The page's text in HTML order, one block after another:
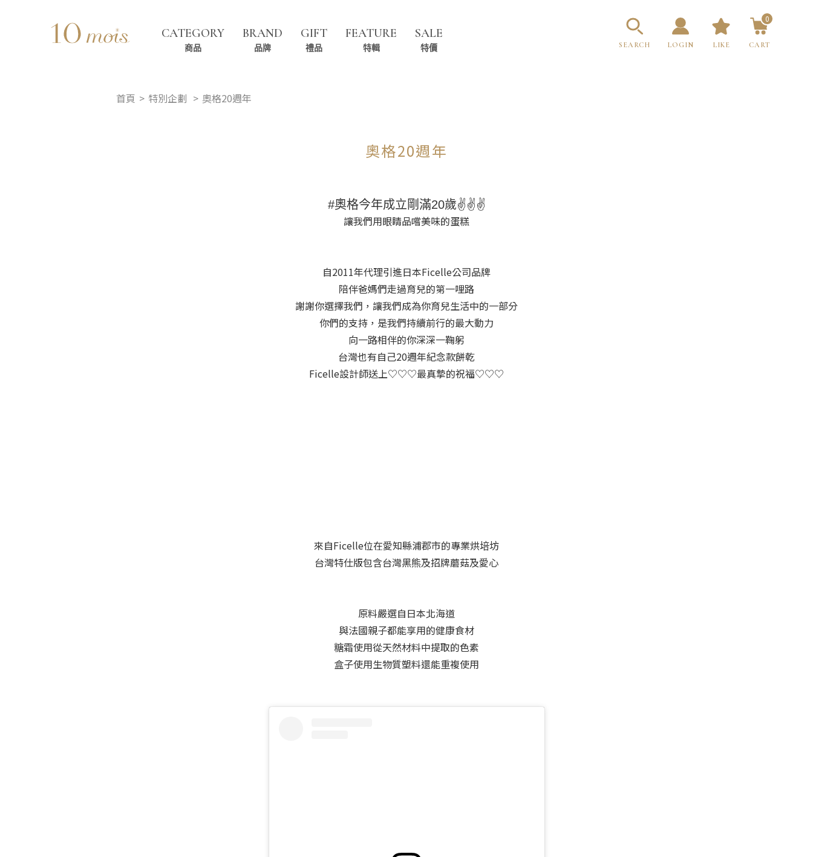
CATEGORY
商品
BRAND
品牌
GIFT
禮品
FEATURE
特輯
SALE
特價 SEARCH LOGIN LIKE CART
0
首頁 特別企劃 奧格20週年
奧格20週年
#奧格今年成立剛滿20歲✌️✌️✌️
讓我們用眼睛品嚐美味的蛋糕
自2011年代理引進日本Ficelle公司品牌
陪伴爸媽們走過育兒的第一哩路
謝謝你選擇我們，讓我們成為你育兒生活中的一部分
你們的支持，是我們持續前行的最大動力
向一路相伴的你深深一鞠躬
台灣也有自己20週年紀念款餅乾
Ficelle設計師送上♡♡♡最真摯的祝福♡♡♡
來自Ficelle位在愛知縣浦郡市的專業烘培坊
台灣特仕版包含台灣黑熊及招牌蘑菇及愛心
原料嚴選自日本北海道
與法國親子都能享用的健康食材
糖霜使用從天然材料中提取的色素
盒子使用生物質塑料還能重複使用